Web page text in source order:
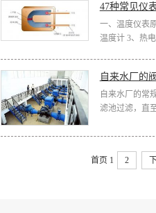
47种常见仪
一、温度仪表
温度计 3、热
自来水厂的
自来水厂的常
滤池过滤，直
的。主要区别
首页 1 2